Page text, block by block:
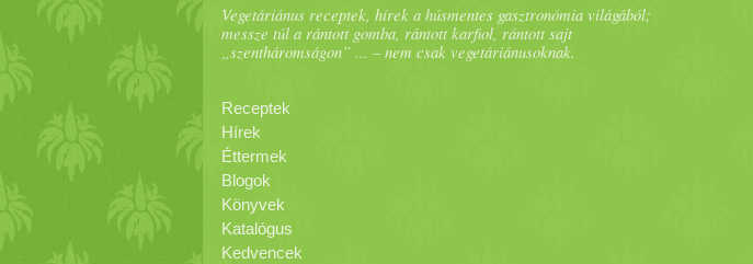
Vegetáriánus receptek, hírek a húsmentes gasztronómia világából;
messze túl a rántott gomba, rántott karfiol, rántott sajt
„szentháromságon” ... – nem csak vegetáriánusoknak.
Receptek
Hírek
Éttermek
Blogok
Könyvek
Katalógus
Kedvencek